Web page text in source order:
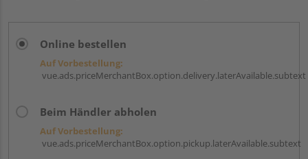
Online bestellen
Auf Vorbestellung:
vue.ads.priceMerchantBox.option.delivery.laterAvailable.subtext
Beim Händler abholen
Auf Vorbestellung:
vue.ads.priceMerchantBox.option.pickup.laterAvailable.subtext